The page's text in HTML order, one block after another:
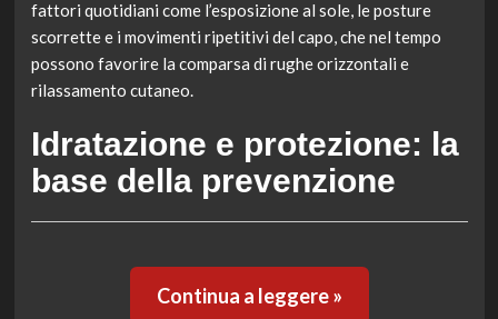
fattori quotidiani come l’esposizione al sole, le posture
scorrette e i movimenti ripetitivi del capo, che nel tempo
possono favorire la comparsa di rughe orizzontali e
rilassamento cutaneo.
Idratazione e protezione: la
base della prevenzione
Continua a leggere »